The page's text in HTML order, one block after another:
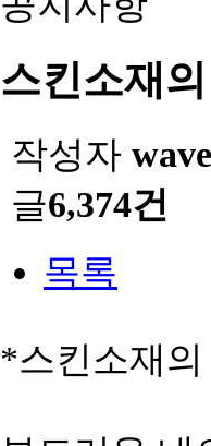
스킨소재
작성자 wave
글6,374건
목록
*스킨소재